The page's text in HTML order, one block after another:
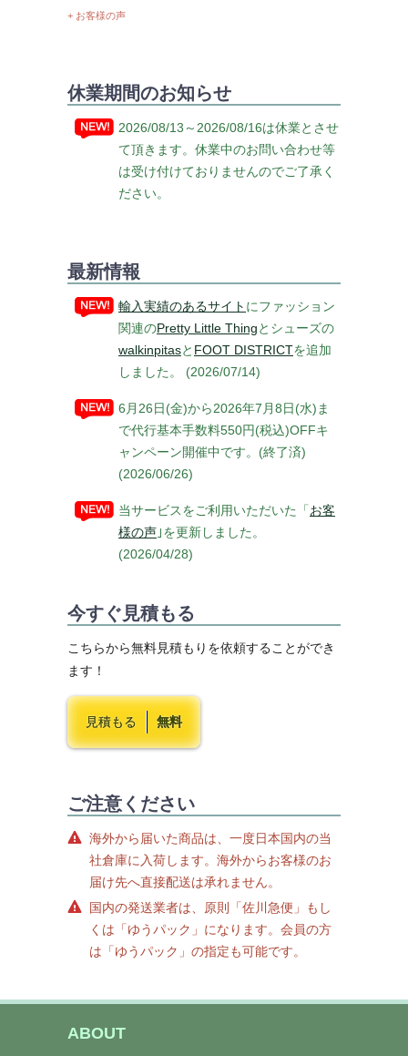
+ お客様の声
休業期間のお知らせ
2026/08/13～2026/08/16は休業とさせ
て頂きます。休業中のお問い合わせ等
は受け付けておりませんのでご了承く
ださい。
最新情報
輸入実績のあるサイト にファッション
関連のPretty Little Thingとシューズの
walkinpitasと FOOT DISTRICTを追加
しました。 (2026/07/14)
6月26日(金)から2026年7月8日(水)ま
で代行基本手数料550円(税込)OFFキ
ャンペーン開催中です。(終了済)
(2026/06/26)
当サービスをご利用いただいた「お客
様の声 ｣を更新しました。
(2026/04/28)
今すぐ見積もる
こちらから無料見積もりを依頼することができ
ます！
見積もる 無料
ご注意ください
海外から届いた商品は、一度日本国内の当
社倉庫に入荷します。海外からお客様のお
届け先へ直接配送は承れません。
国内の発送業者は、原則「佐川急便」もし
くは「ゆうパック」になります。会員の方
は「ゆうパック」の指定も可能です。
ABOUT